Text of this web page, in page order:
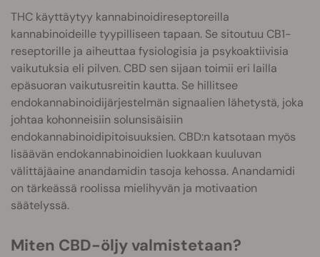
THC käyttäytyy kannabinoidireseptoreilla
kannabinoideille tyypilliseen tapaan. Se sitoutuu CB1-
reseptorille ja aiheuttaa fysiologisia ja psykoaktiivisia
vaikutuksia eli pilven. CBD sen sijaan toimii eri lailla
epäsuoran vaikutusreitin kautta. Se hillitsee
endokannabinoidijärjestelmän signaalien lähetystä, joka
johtaa kohonneisiin solunsisäisiin
endokannabinoidipitoisuuksien. CBD:n katsotaan myös
lisäävän endokannabinoidien luokkaan kuuluvan
välittäjäaine anandamidin tasoja kehossa. Anandamidi
on tärkeässä roolissa mielihyvän ja motivaation
säätelyssä.
Miten CBD-öljy valmistetaan?